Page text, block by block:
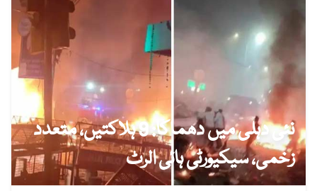
نئی دہلی میں دھماکا: 9 ہلاکتیں، متعدد
زخمی، سیکیورٹی ہائی الرٹ